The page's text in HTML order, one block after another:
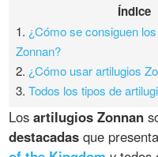
Índice
1. ¿Cómo se consiguen
Zonnan?
2. ¿Cómo usar artilugios
3.Todos los tipos de
Losartilugios Zonnan
destacadas que